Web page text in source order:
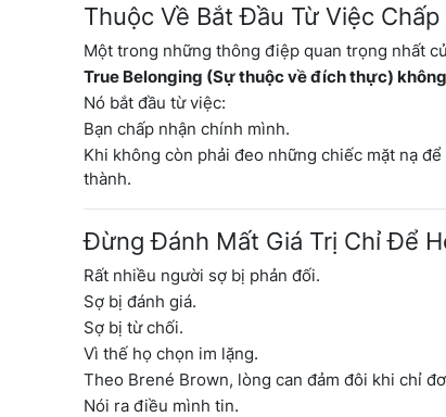
Thuộc Về Bắt Đầu Từ Việc
Một trong những thông điệp quan trọng nhất
True Belonging (Sự thuộc về đích thực)
Nó bắt đầu từ việc:
Bạn chấp nhận chính mình.
Khi không còn phải đeo những chiếc mặt nạ
thành.
Đừng Đánh Mất Giá Trị Chỉ Để
Rất nhiều người sợ bị phản đối.
Sợ bị đánh giá.
Sợ bị từ chối.
Vì thế họ chọn im lặng.
Theo Brené Brown, lòng can đảm đôi khi chỉ
Nói ra điều mình tin.